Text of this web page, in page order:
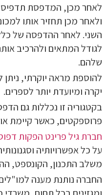
לאחר מכן, המדפסת
ולאחר מכן תחזיר אותו
השני. לאחר ההדפסה של
לגודל המתאים ולהרכיב
שלהם.
להוספת מראה יוקרתי,
יקרה ומיועדת יותר לספרים.
בקטגוריה זו נכללות גם
פרוספקטים, כאשר קיימת
חברת גיל פרינט הפקות
על כל אפשרויותיה
משלב התכנון, הקונספט,
החברה נותנת מענה למו"לים